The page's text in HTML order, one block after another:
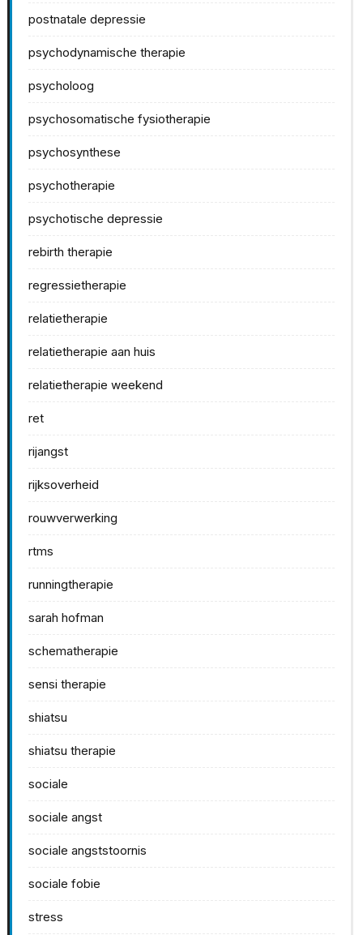
postnatale depressie
psychodynamische therapie
psycholoog
psychosomatische fysiotherapie
psychosynthese
psychotherapie
psychotische depressie
rebirth therapie
regressietherapie
relatietherapie
relatietherapie aan huis
relatietherapie weekend
ret
rijangst
rijksoverheid
rouwverwerking
rtms
runningtherapie
sarah hofman
schematherapie
sensi therapie
shiatsu
shiatsu therapie
sociale
sociale angst
sociale angststoornis
sociale fobie
stress